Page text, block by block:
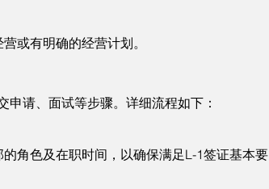
或有明确的经营计划。
请、面试等步骤。详细流程如下：
角色及在职时间，以确保满足L-1签证基本要